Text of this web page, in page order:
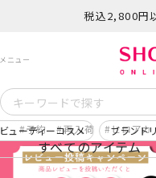
税込2,800円
予約 再入荷 ヒロアカ
すべてのアイテム
ビューティーコスメ ブランド